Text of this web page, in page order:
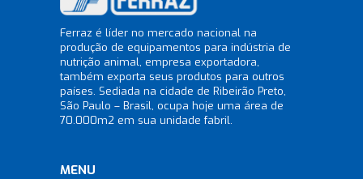
Ferraz é líder no mercado nacional na
produção de equipamentos para indústria de
nutrição animal, empresa exportadora,
também exporta seus produtos para outros
países. Sediada na cidade de Ribeirão Preto,
São Paulo – Brasil, ocupa hoje uma área de
70.000m2 em sua unidade fabril.
MENU